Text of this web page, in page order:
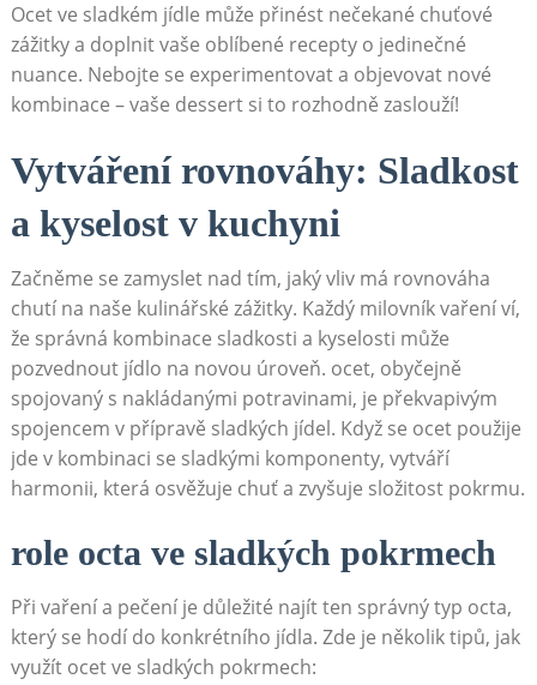
Ocet ve sladkém jídle může přinést ‌nečekané chuťové
zážitky a doplnit vaše‍ oblíbené recepty o⁢ jedinečné
nuance.‍ Nebojte se experimentovat a‍ objevovat nové‌
kombinace –⁣ vaše dessert si ⁣to rozhodně⁤ zaslouží!
Vytváření ​rovnováhy:⁤ Sladkost⁢
a ​kyselost⁣ v kuchyni
Začněme ​se zamyslet nad tím, jaký vliv má​ rovnováha
chutí na naše kulinářské zážitky. ⁢Každý milovník vaření ví,
že správná kombinace sladkosti a ‍kyselosti může
pozvednout jídlo na novou ⁢úroveň.⁤ ocet, obyčejně
spojovaný s nakládanými potravinami, je⁣ překvapivým
spojencem v přípravě sladkých jídel. Když se ocet ‍použije
jde v kombinaci se sladkými komponenty, vytváří
harmonii,⁤ která osvěžuje⁤ chuť a zvyšuje složitost pokrmu.
role octa ve sladkých pokrmech
Při ​vaření a pečení ⁤je důležité najít ten správný ‌typ ⁣octa,
který se hodí do konkrétního ‍jídla. Zde je několik tipů, jak
využít ocet ve sladkých pokrmech: